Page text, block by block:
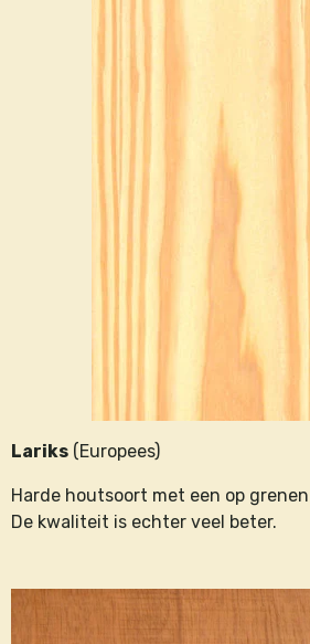
Lariks (Europees)
Harde houtsoort met een op
De kwaliteit is echter veel beter.